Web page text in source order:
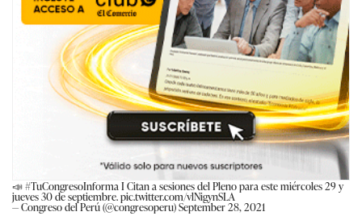
📣#TuCongresoInformaI Citan a sesiones del Pleno para este miércoles 29 y
jueves 30 de septiembre.pic.twitter.com/vlNigynSLA
— Congreso del Perú (@congresoperu)September 28, 2021